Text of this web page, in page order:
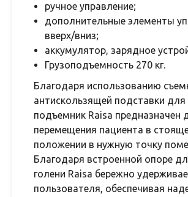
ручное управление;
дополнительные элементы
вверх/вниз;
аккумулятор, зарядное
Грузоподъемность 270 кг.
Благодаря использованию
антискользящей подставки для
подъемник Raisa предназначен
перемещения пациента в
положении в нужную точку
Благодаря встроенной опоре
голени Raisa бережно
пользователя, обеспечивая